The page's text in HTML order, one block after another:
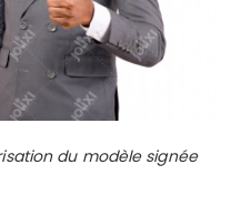
du modèle signée